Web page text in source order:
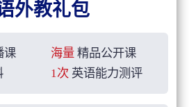
外教礼包
课 海量 精品公开课
1次 英语能力测评